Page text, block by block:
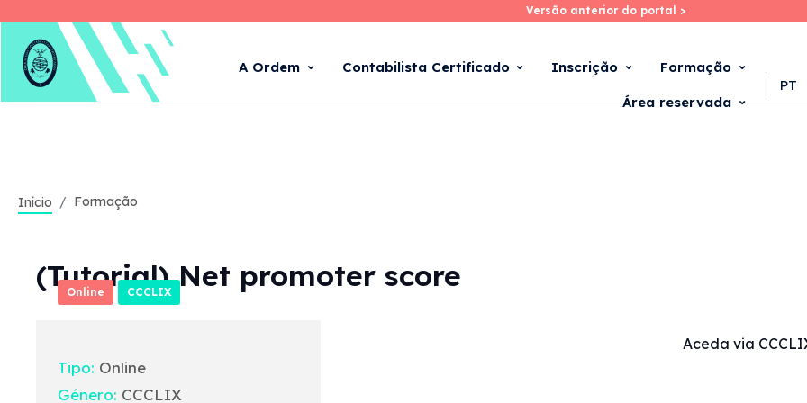
Skip
main
Versão anterior do portal >
Versão anterior do portal >
A Ordem Contabilista Certificado Inscrição Formação
Área reservada
PT
Início Formação
Online CCCLIX
(Tutorial) Net promoter score
Tipo: Online
Género: CCCLIX
Aceda via